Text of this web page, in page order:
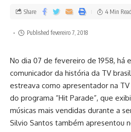
Published fevereiro 7, 2018
Share 4 Min Read
No dia 07 de fevereiro de 1958, há
comunicador da história da TV
estreava como apresentador na
do programa “Hit Parade”, que
músicas mais vendidas durante a
Silvio Santos também apresentou